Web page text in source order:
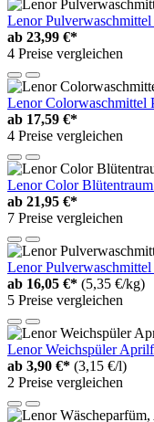
Lenor
ab 23,99 €*
4 Preise vergleichen
Lenor Colorwaschmittel
ab 17,59 €*
4 Preise vergleichen
Lenor Color
ab 21,95 €*
7 Preise vergleichen
Lenor
ab 16,05 €* (5,35 €/kg)
5 Preise vergleichen
Lenor Weichspüler
ab 3,90 €* (3,15 €/l)
2 Preise vergleichen